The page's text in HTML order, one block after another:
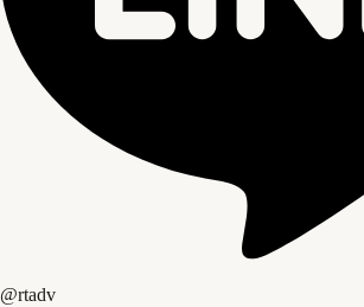
@rtadv